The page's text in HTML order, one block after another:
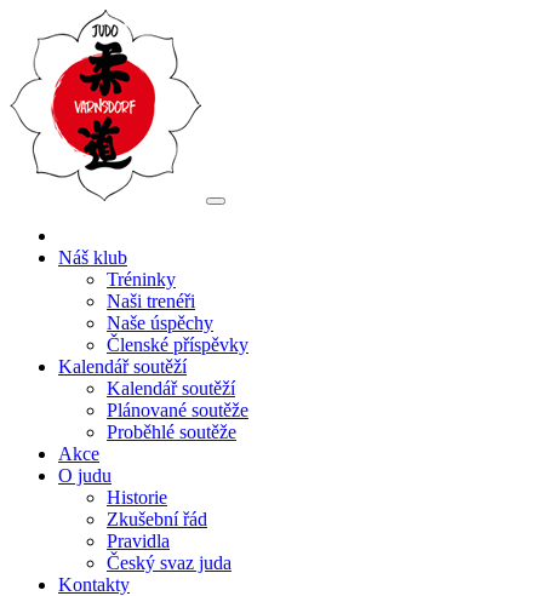
Náš klub
Tréninky
Naši trenéři
Naše úspěchy
Členské příspěvky
Kalendář soutěží
Kalendář soutěží
Plánované soutěže
Proběhlé soutěže
Akce
O judu
Historie
Zkušební řád
Pravidla
Český svaz juda
Kontakty